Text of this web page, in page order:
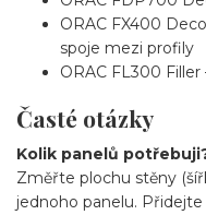
ORAC FX400
spoje mezi profily
ORAC FL300 Filler
Časté otázky
Kolik panelů
Změřte plochu stěny
jednoho panelu. Přidejte